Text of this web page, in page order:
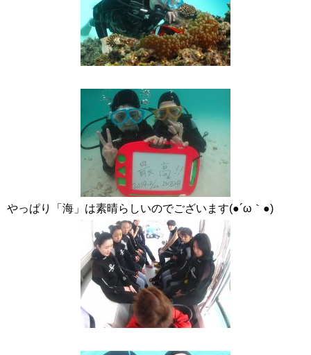
やっぱり「海」は素晴らしいのでございます(●´ω｀●)